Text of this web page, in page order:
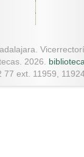
2026.
77 ext. 11959,